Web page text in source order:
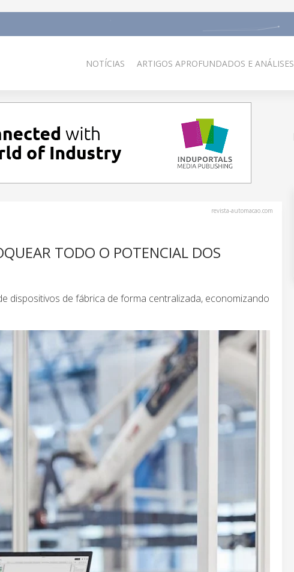
NOTÍCIAS ARTIGOS APROFUNDADOS E ANÁLISES
revista-automacao.com
TODO O POTENCIAL DOS
dispositivos de fábrica de forma centralizada, economizando